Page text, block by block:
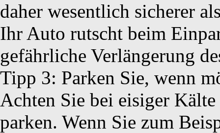
daher wesentlich sicherer
Ihr Auto rutscht beim
gefährliche Verlängerung
Tipp 3: Parken Sie, wenn
Achten Sie bei eisiger
parken. Wenn Sie zum